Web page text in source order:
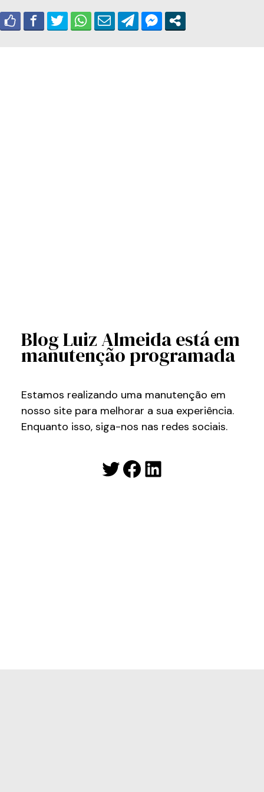
Blog Luiz Almeida está em
manutenção programada
Estamos realizando uma manutenção em
nosso site para melhorar a sua experiência.
Enquanto isso, siga-nos nas redes sociais.
Twitter
Facebook
LinkedIn